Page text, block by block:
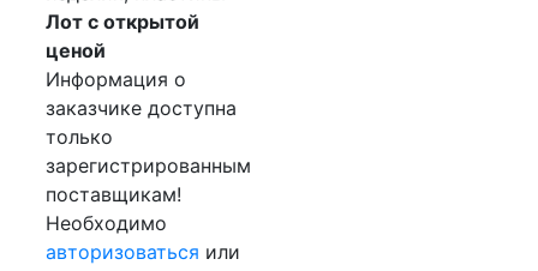
Лот с открытой
ценой
Информация о
заказчике доступна
только
зарегистрированным
поставщикам!
Необходимо
авторизоваться или